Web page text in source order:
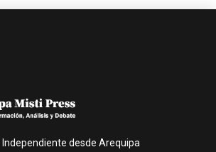
Independiente desde Arequipa